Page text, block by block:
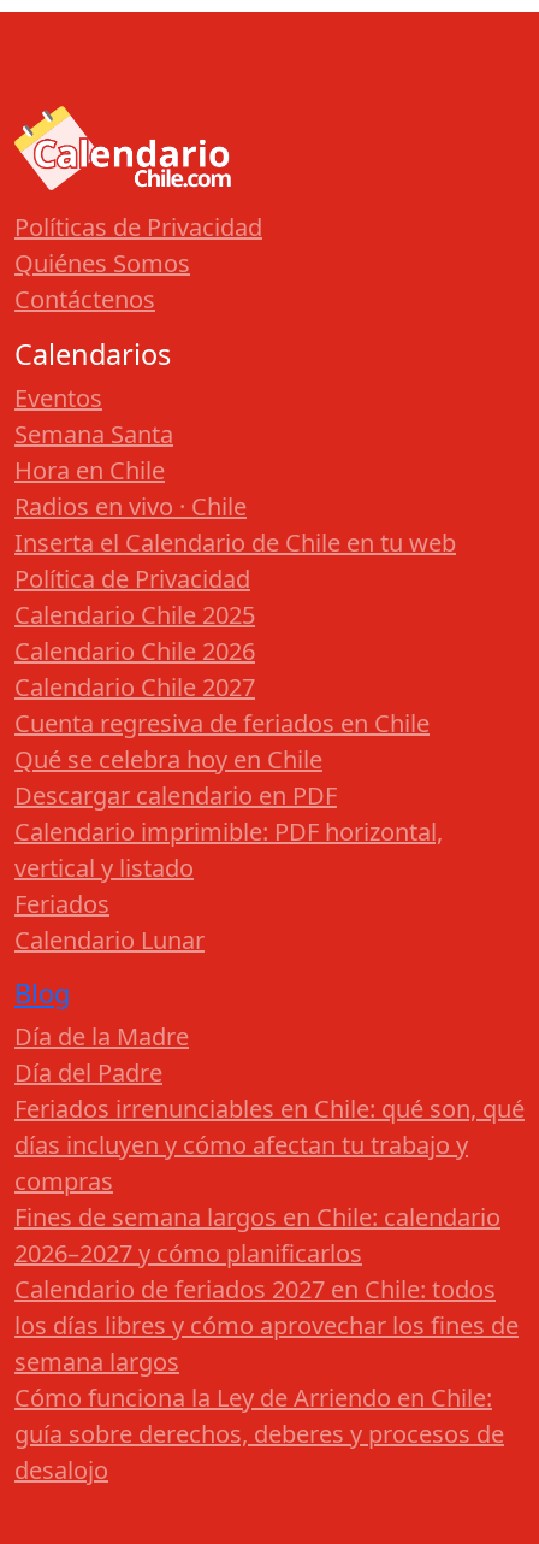
Políticas de Privacidad
Quiénes Somos
Contáctenos
Calendarios
Eventos
Semana Santa
Hora en Chile
Radios en vivo · Chile
Inserta el Calendario de Chile en tu web
Política de Privacidad
Calendario Chile 2025
Calendario Chile 2026
Calendario Chile 2027
Cuenta regresiva de feriados en Chile
Qué se celebra hoy en Chile
Descargar calendario en PDF
Calendario imprimible: PDF horizontal,
vertical y listado
Feriados
Calendario Lunar
Blog
Día de la Madre
Día del Padre
Feriados irrenunciables en Chile: qué son, qué
días incluyen y cómo afectan tu trabajo y
compras
Fines de semana largos en Chile: calendario
2026–2027 y cómo planificarlos
Calendario de feriados 2027 en Chile: todos
los días libres y cómo aprovechar los fines de
semana largos
Cómo funciona la Ley de Arriendo en Chile:
guía sobre derechos, deberes y procesos de
desalojo